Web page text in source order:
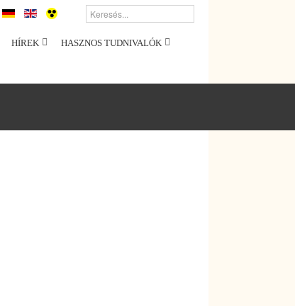
HÍREK HASZNOS TUDNIVALÓK